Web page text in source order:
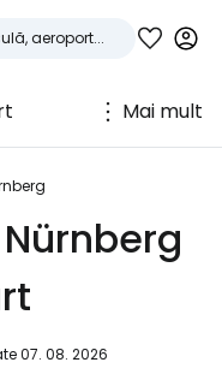
Mai mult
07. 08. 2026
la
călătorilor